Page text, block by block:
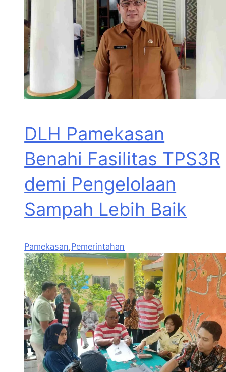
DLH Pamekasan
Benahi Fasilitas TPS3R
demi Pengelolaan
Sampah Lebih Baik
Pamekasan,Pemerintahan